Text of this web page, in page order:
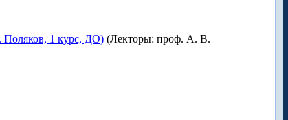
Поляков, 1 курс, ДО) (Лекторы: проф. А. В.